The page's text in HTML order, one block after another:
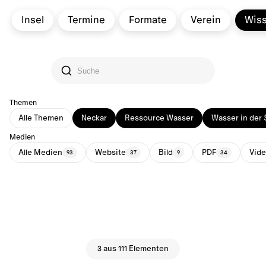
Insel Termine Formate Verein
Themen
Alle Themen Neckar Ressource Wasser Wasser in der
Medien
Alle Medien 93 Website 37 Bild 9 PDF 34
3 aus 111 Elementen